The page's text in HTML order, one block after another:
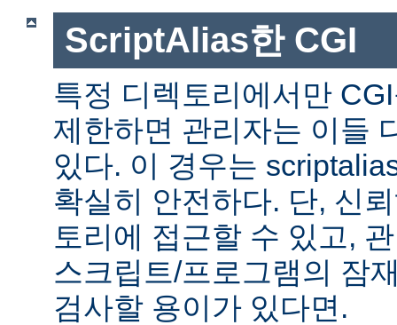
ScriptAlias한 CGI
특정 디렉토리에서만
제한하면 관리자는 이들
있다. 이 경우는
확실히 안전하다. 단, 신
토리에 접근할 수 있고,
스크립트/프로그램의 잠
검사할 용이가 있다면.